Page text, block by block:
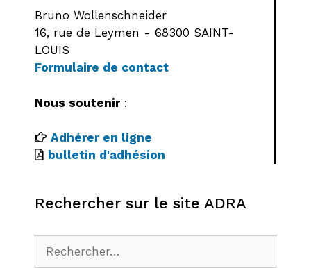
Bruno Wollenschneider
16, rue de Leymen - 68300 SAINT-
LOUIS
Formulaire de contact
Nous soutenir:
Adhérer en ligne
bulletin d'adhésion
Rechercher sur le site ADRA
Rechercher :